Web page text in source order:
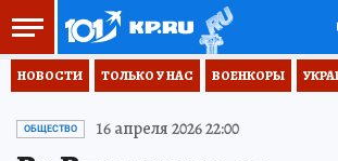
НОВОСТИ ТОЛЬКО У НАС ВОЕНКОРЫ
ОБЩЕСТВО 16 апреля 2026 22:00